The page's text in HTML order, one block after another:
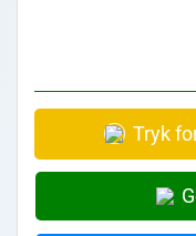
Tryk